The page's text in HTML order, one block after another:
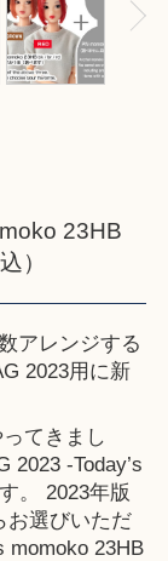
23HB
）
アレンジする
2023用に新
てきまし
2023 -Today’s
。 2023年版
お選びいただ
momoko 23HB